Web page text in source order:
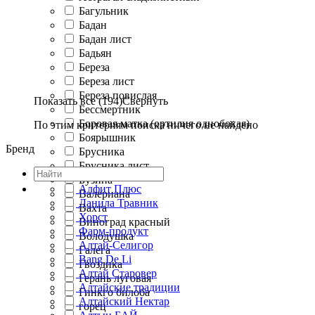
Багульник
Бадан
Бадан лист
Бадьян
Береза
Береза лист
Береза повислая
Бессмертник
Боровая матка (ортилия однобокая)
Боярышник
Брусника
Брусника лист
Бузина
Валериана
Вахта
Виноград красный
Володушка
Галега
Гвоздика
Герань луговая
Гинкго билоба
горец
Показать все (194)Свернуть
По этим критериям поиска ничего не найдено
Бренд
Алфит Плюс
Данила Травник
Хорст
Фарм-продукт
Алтай-Селигор
Bang De Li
Алтай Старовер
Алтайские традиции
Алтайский Нектар